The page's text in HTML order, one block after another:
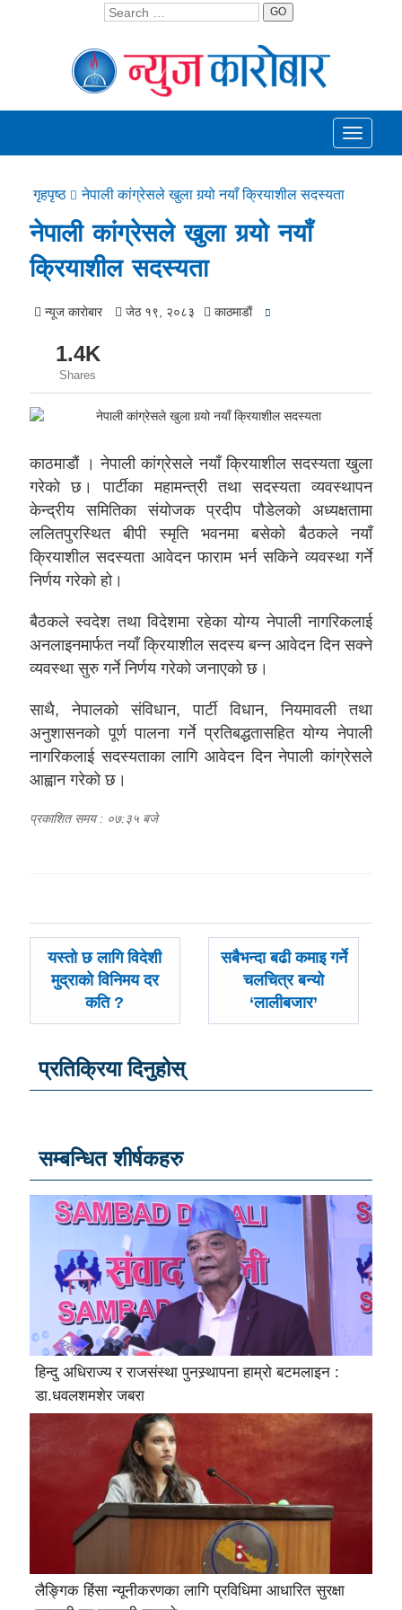
GO
Toggle
गृहपृष्ठ नेपाली कांग्रेसले खुला गर्‍यो नयाँ क्रियाशील सदस्यता
नेपाली कांग्रेसले खुला गर्‍यो नयाँ
क्रियाशील सदस्यता
न्यूज काराेबार जेठ १९, २०८३ काठमाडाैं
1.4K
Shares
काठमाडौं । नेपाली कांग्रेसले नयाँ क्रियाशील सदस्यता खुला
गरेको छ। पार्टीका महामन्त्री तथा सदस्यता व्यवस्थापन
केन्द्रीय समितिका संयोजक प्रदीप पौडेलको अध्यक्षतामा
ललितपुरस्थित बीपी स्मृति भवनमा बसेको बैठकले नयाँ
क्रियाशील सदस्यता आवेदन फाराम भर्न सकिने व्यवस्था गर्ने
निर्णय गरेको हो।
बैठकले स्वदेश तथा विदेशमा रहेका योग्य नेपाली नागरिकलाई
अनलाइनमार्फत नयाँ क्रियाशील सदस्य बन्न आवेदन दिन सक्ने
व्यवस्था सुरु गर्ने निर्णय गरेको जनाएको छ।
साथै, नेपालको संविधान, पार्टी विधान, नियमावली तथा
अनुशासनको पूर्ण पालना गर्ने प्रतिबद्धतासहित योग्य नेपाली
नागरिकलाई सदस्यताका लागि आवेदन दिन नेपाली कांग्रेसले
आह्वान गरेको छ।
प्रकाशित समय : ०७:३५ बजे
पछिल्लाे
-
यस्तो छ लागि विदेशी
मुद्राको विनिमय दर
कति ?
अघिल्लाे
सबैभन्दा बढी कमाइ गर्ने
चलचित्र बन्यो
‘लालीबजार’
प्रतिक्रिया दिनुहोस्
सम्बन्धित शीर्षकहरु
हिन्दु अधिराज्य र राजसंस्था पुनस्र्थापना हाम्रो बटमलाइन :
डा.धवलशमशेर जबरा
लैङ्गिक हिंसा न्यूनीकरणका लागि प्रविधिमा आधारित सुरक्षा